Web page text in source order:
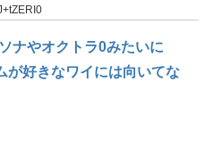
ナやオクトラ0みたいに
が好きなワイには向いてな